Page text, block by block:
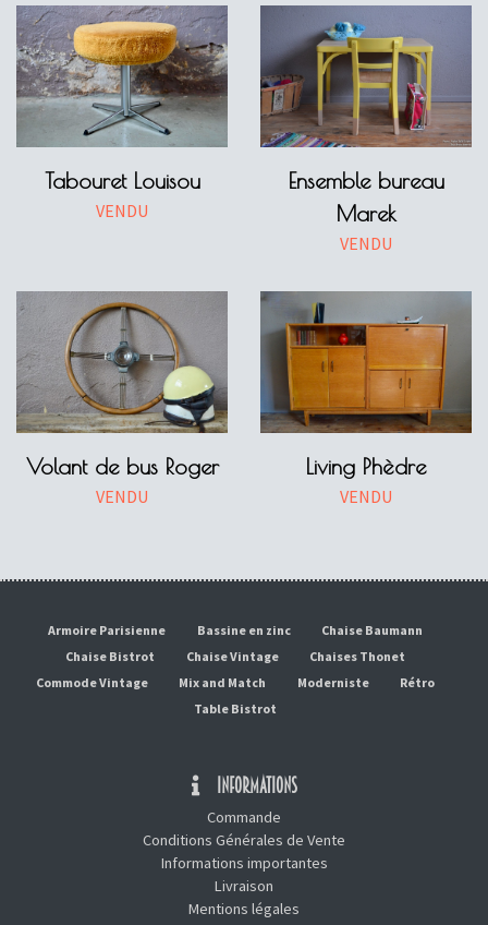
Tabouret Louisou
VENDU
Ensemble bureau
Marek
VENDU
Volant de bus Roger
VENDU
Living Phèdre
VENDU
Armoire Parisienne Bassine en zinc
Chaise Baumann
Chaise Bistrot
Chaise Vintage
Chaises Thonet
Commode Vintage
Mix and Match Moderniste
Rétro
Table Bistrot
INFORMATIONS
Commande
Conditions Générales de Vente
Informations importantes
Livraison
Mentions légales